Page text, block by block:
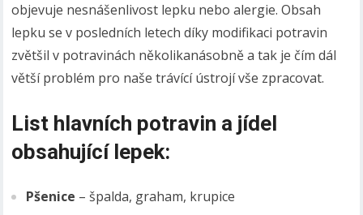
objevuje nesnášenlivost lepku nebo alergie. Obsah
lepku se v posledních letech díky modifikaci potravin
zvětšil v potravinách několikanásobně a tak je čím dál
větší problém pro naše trávící ústrojí vše zpracovat.
List hlavních potravin a jídel
obsahující lepek:
Pšenice – špalda, graham, krupice